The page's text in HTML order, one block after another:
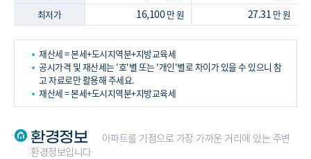
최저가
16,100만 원 27.31 만 원
재산세 = 본세+도시지역분+지방교육세
공시가격 및 재산세는 '호'별 또는 '개인'별로 차이가 있을 수 있으니 참
고 자료로만 활용해 주세요.
재산세 = 본세+도시지역분+지방교육세
환경정보
아파트를 기점으로 가장 가까운 거리에 있는 주변
환경정보입니다